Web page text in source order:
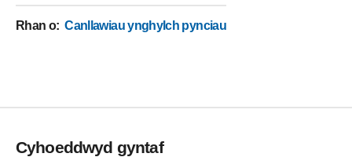
Rhan o:Canllawiau ynghylch pynciau
Cyhoeddwyd gyntaf